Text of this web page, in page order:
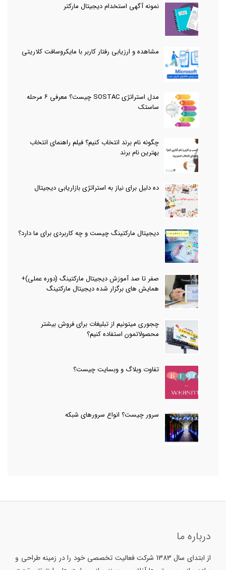
نمونه آگهی استخدام دیجیتال مارکتر
مشاهده و ارزیابی رفتار کاربر با مایکروسافت کلاریتی
مدل استراتژی SOSTAC چیست؟ معرفی ۶ مرحله
ساستک
چگونه نام برند انتخاب کنیم؟ فیلم راهنمای انتخاب
بهترین نام برند
ده دلیل برای نیاز به استراتژی بازاریابی دیجیتال
دیجیتال مارکتینگ چیست و چه کاربردی برای ما دارد؟
صفر تا صد آموزش دیجیتال مارکتینگ (دوره عملی)+
همایش های برگزار شده دیجیتال مارکتینگ
چجوری میتونیم از تبلیغات برای فروش بیشتر
محصولاتمون استفاده کنیم؟
تفاوت وبلاگ و وبسایت چیست؟
سرور چیست؟ انواع سرورهای شبکه
درباره ما
از ابتدای سال 1383 شرکت فعالیت تخصصی خود را در زمینه طراحی و